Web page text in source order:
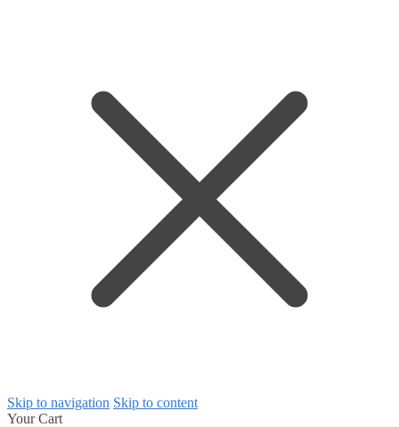
Skip to navigation Skip to content
Your Cart